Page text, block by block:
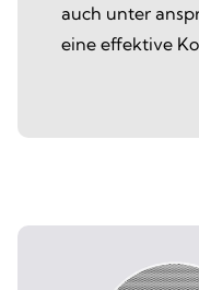
auch unter
eine effektive